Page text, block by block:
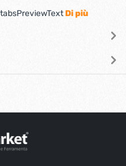
Di più